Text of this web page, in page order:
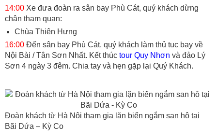
14:00 Xe đưa đoàn ra sân bay Phù Cát, quý khách dừng
chân tham quan:
Chùa Thiên Hưng
16:00 Đến sân bay Phù Cát, quý khách làm thủ tục bay về
Nội Bài / Tân Sơn Nhất. Kết thúc tour Quy Nhơn và đảo Lý
Sơn 4 ngày 3 đêm. Chia tay và hẹn gặp lại Quý Khách.
Đoàn khách từ Hà Nội tham gia lặn biển ngắm san hô tại
Bãi Dứa – Kỳ Co